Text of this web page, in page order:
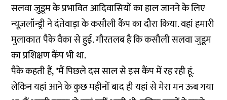
सलवा जुडूम के प्रभावित आदिवासियों का हाल जानने के लिए
न्यूज़लॉन्ड्री ने दंतेवाड़ा के कसौली कैंप का दौरा किया. वहां हमारी
मुलाकात पैके वैका से हुई. गौरतलब है कि कसौली सलवा जुडूम
का प्रशिक्षण कैंप भी था.
पैके कहती हैं, "मैं पिछले दस साल से इस कैंप में रह रही हूं.
लेकिन यहां आने के कुछ महीनों बाद ही यहां से मेरा मन ऊब गया